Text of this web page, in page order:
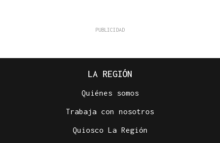
LA REGIÓN
Quiénes somos
Trabaja con nosotros
Quiosco La Región